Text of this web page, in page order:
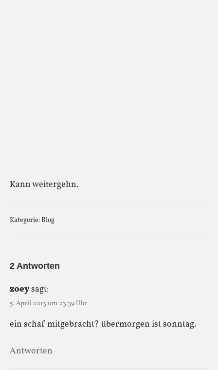
Kann weitergehn.
Kategorie:Blog
2 Antworten
zoeysagt:
5. April 2013 um 23:39 Uhr
ein schaf mitgebracht? übermorgen ist sonntag.
Antworten